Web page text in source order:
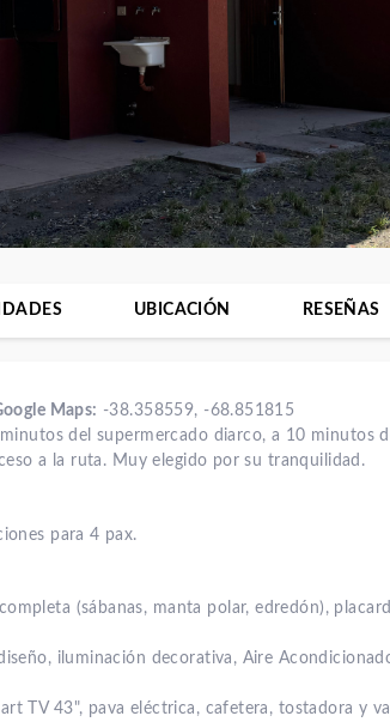
UBICACIÓN RESEÑAS
Maps: -38.358559, -68.851815
del supermercado diarco, a 10 minutos
a la ruta. Muy elegido por su tranquilidad.
para 4 pax.
(sábanas, manta polar, edredón),
iluminación decorativa, Aire
TV 43", pava eléctrica, cafetera, tostadora y